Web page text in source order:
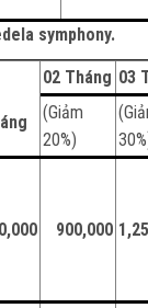
symphony.
02 Tháng 03
(Giảm
20%)
900,000